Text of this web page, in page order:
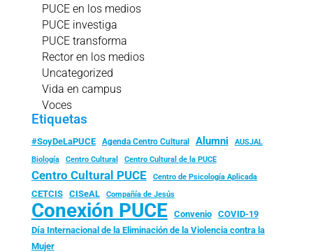
PUCE en los medios
PUCE investiga
PUCE transforma
Rector en los medios
Uncategorized
Vida en campus
Voces
Etiquetas
#SoyDeLaPUCE Agenda Centro Cultural Alumni
AUSJAL
Biología
Centro Cultural Centro Cultural de la PUCE
Centro Cultural PUCE Centro de Psicología Aplicada
CETCIS CISeAL Compañía de Jesús
Conexión PUCE Convenio
COVID-19
Día Internacional de la Eliminación de la Violencia contra la
Mujer